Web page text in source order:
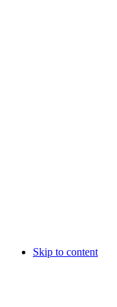
Skip to content